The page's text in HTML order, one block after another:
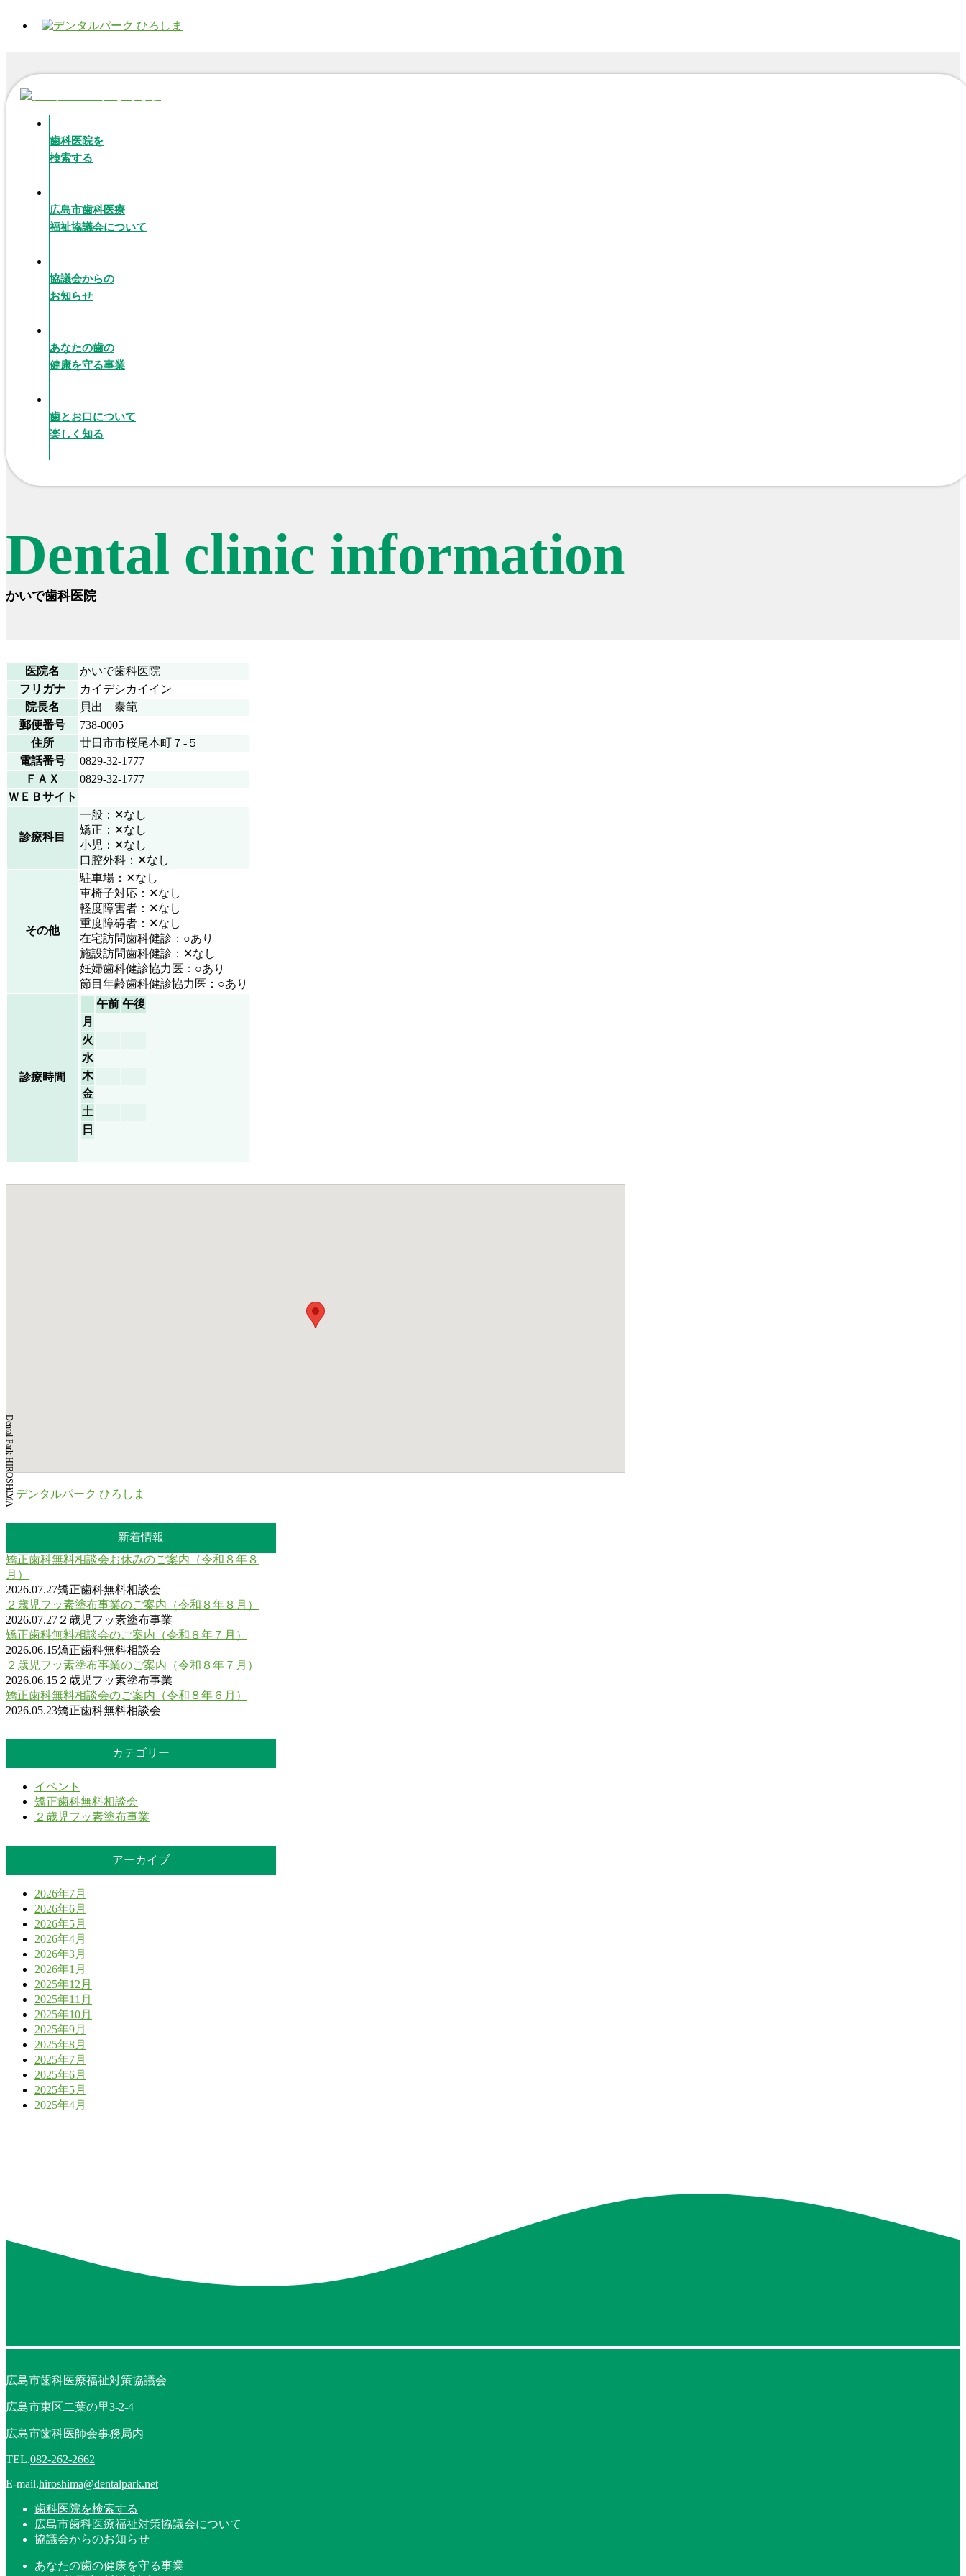
歯科医院を
検索する
広島市歯科医療
福祉協議会について
協議会からの
お知らせ
あなたの歯の
健康を守る事業
歯とお口について
楽しく知る
Dental Park HIROSHIMA
Dental clinic information
かいで歯科医院
医院名
かいで歯科医院
フリガナ
カイデシカイイン
院長名
貝出 泰範
郵便番号
738-0005
住所
廿日市市桜尾本町７-５
電話番号
0829-32-1777
ＦＡＸ
0829-32-1777
ＷＥＢサイト
診療科目
一般：✕なし
矯正：✕なし
小児：✕なし
口腔外科：✕なし
その他
駐車場：✕なし
車椅子対応：✕なし
軽度障害者：✕なし
重度障碍者：✕なし
在宅訪問歯科健診：○あり
施設訪問歯科健診：✕なし
妊婦歯科健診協力医：○あり
節目年齢歯科健診協力医：○あり
診療時間
午前 午後
月
火
水
木
金
土
日
デンタルパーク ひろしま
新着情報
矯正歯科無料相談会お休みのご案内（令和８年８
月）
2026.07.27矯正歯科無料相談会
２歳児フッ素塗布事業のご案内（令和８年８月）
2026.07.27 ２歳児フッ素塗布事業
矯正歯科無料相談会のご案内（令和８年７月）
2026.06.15矯正歯科無料相談会
２歳児フッ素塗布事業のご案内（令和８年７月）
2026.06.15 ２歳児フッ素塗布事業
矯正歯科無料相談会のご案内（令和８年６月）
2026.05.23矯正歯科無料相談会
カテゴリー
イベント
矯正歯科無料相談会
２歳児フッ素塗布事業
アーカイブ
2026年7月
2026年6月
2026年5月
2026年4月
2026年3月
2026年1月
2025年12月
2025年11月
2025年10月
2025年9月
2025年8月
2025年7月
2025年6月
2025年5月
2025年4月
広島市歯科医療福祉対策協議会
広島市東区二葉の里3-2-4
広島市歯科医師会事務局内
TEL.082-262-2662
E-mail.hiroshima@dentalpark.net
歯科医院を検索する
広島市歯科医療福祉対策協議会について
協議会からのお知らせ
あなたの歯の健康を守る事業